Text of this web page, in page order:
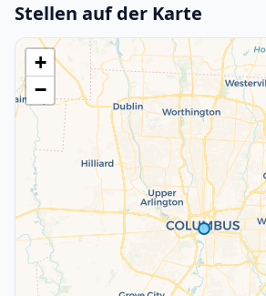
Stellen auf der Karte
+
−